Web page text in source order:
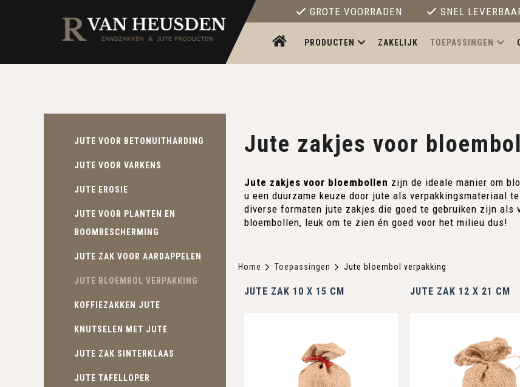
GROTE VOORRADEN SNEL
PRODUCTEN ZAKELIJK TOEPASSINGEN
JUTE VOOR BETONUITHARDING
JUTE VOOR VARKENS
JUTE EROSIE
JUTE VOOR PLANTEN EN
BOOMBESCHERMING
JUTE ZAK VOOR AARDAPPELEN
JUTE BLOEMBOL VERPAKKING
KOFFIEZAKKEN JUTE
KNUTSELEN MET JUTE
JUTE ZAK SINTERKLAAS
JUTE TAFELLOPER
Jute zakjes voor
Jute zakjes voor bloembollen zijn de ideale manier om
u een duurzame keuze door jute als verpakkingsmateriaal
diverse formaten jute zakjes die goed te gebruiken zijn als
bloembollen, leuk om te zien én goed voor het milieu dus!
Home Toepassingen Jute bloembol verpakking
JUTE ZAK 10 X 15 CM JUTE ZAK 12 X 21 CM